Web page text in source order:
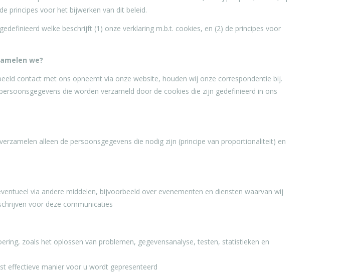
principes voor het bijwerken van dit beleid.
welke beschrijft (1) onze verklaring m.b.t. cookies, en (2) de principes voor
we?
contact met ons opneemt via onze website, houden wij onze correspondentie bij.
die worden verzameld door de cookies die zijn gedefinieerd in ons
alleen de persoonsgegevens die nodig zijn (principe van proportionaliteit) en
via andere middelen, bijvoorbeeld over evenementen en diensten waarvan wij
voor deze communicaties
zoals het oplossen van problemen, gegevensanalyse, testen, statistieken en
effectieve manier voor u wordt gepresenteerd